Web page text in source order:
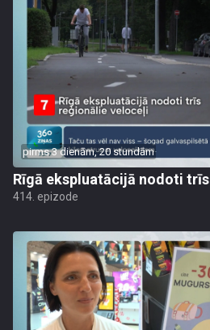
pirms 3 dienām, 20 stundām
Rīgā ekspluatācijā nodoti
414. epizode